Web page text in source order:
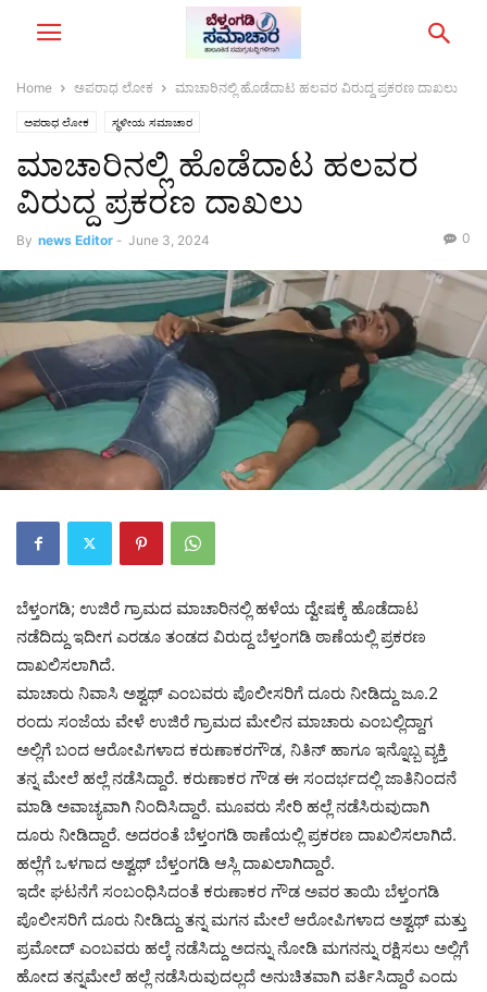
Home ಅಪರಾಧ ಲೋಕ ಮಾಚಾರಿನಲ್ಲಿ ಹೊಡೆದಾಟ ಹಲವರ ವಿರುದ್ದ ಪ್ರಕರಣ ದಾಖಲು
ಅಪರಾಧ ಲೋಕ ಸ್ಥಳೀಯ ಸಮಾಚಾರ
ಮಾಚಾರಿನಲ್ಲಿ ಹೊಡೆದಾಟ ಹಲವರ
ವಿರುದ್ದ ಪ್ರಕರಣ ದಾಖಲು
By news Editor - June 3, 2024 0
ಬೆಳ್ತಂಗಡಿ; ಉಜಿರೆ ಗ್ರಾಮದ ಮಾಚಾರಿನಲ್ಲಿ ಹಳೆಯ ದ್ವೇಷಕ್ಕೆ ಹೊಡೆದಾಟ
ನಡೆದಿದ್ದು ಇದೀಗ ಎರಡೂ ತಂಡದ ವಿರುದ್ದ ಬೆಳ್ತಂಗಡಿ ಠಾಣೆಯಲ್ಲಿ ಪ್ರಕರಣ
ದಾಖಲಿಸಲಾಗಿದೆ.
ಮಾಚಾರು ನಿವಾಸಿ ಅಶ್ವಥ್ ಎಂಬವರು ಪೊಲೀಸರಿಗೆ ದೂರು ನೀಡಿದ್ದು ಜೂ.2
ರಂದು ಸಂಜೆಯ ವೇಳೆ ಉಜಿರೆ ಗ್ರಾಮದ ಮೇಲಿನ ಮಾಚಾರು ಎಂಬಲ್ಲಿದ್ದಾಗ
ಅಲ್ಲಿಗೆ ಬಂದ ಆರೋಪಿಗಳಾದ ಕರುಣಾಕರ‌ಗೌಡ, ನಿತಿನ್ ಹಾಗೂ ಇನ್ನೊಬ್ಬ ವ್ಯಕ್ತಿ
ತನ್ನ ಮೇಲೆ ಹಲ್ಲೆ ನಡೆಸಿದ್ದಾರೆ. ಕರುಣಾಕರ ಗೌಡ ಈ ಸಂದರ್ಭದಲ್ಲಿ ಜಾತಿನಿಂದನೆ
ಮಾಡಿ ಅವಾಚ್ಯವಾಗಿ ನಿಂದಿಸಿದ್ದಾರೆ. ಮೂವರು ಸೇರಿ ಹಲ್ಲೆ ನಡೆಸಿರುವುದಾಗಿ
ದೂರು ನೀಡಿದ್ದಾರೆ. ಅದರಂತೆ ಬೆಳ್ತಂಗಡಿ ಠಾಣೆಯಲ್ಲಿ ಪ್ರಕರಣ ದಾಖಲಿಸಲಾಗಿದೆ.
ಹಲ್ಲೆಗೆ ಒಳಗಾದ ಅಶ್ವಥ್ ಬೆಳ್ತಂಗಡಿ ಆಸ್ಲಿ ದಾಖಲಾಗಿದ್ದಾರೆ.
ಇದೇ ಘಟನೆಗೆ ಸಂಬಂಧಿಸಿದಂತೆ ಕರುಣಾಕರ ಗೌಡ ಅವರ ತಾಯಿ ಬೆಳ್ತಂಗಡಿ
ಪೊಲೀಸರಿಗೆ ದೂರು ನೀಡಿದ್ದು ತನ್ನ ಮಗನ ಮೇಲೆ ಆರೋಪಿಗಳಾದ ಅಶ್ವಥ್ ಮತ್ತು
ಪ್ರಮೋದ್ ಎಂಬವರು ಹಲ್ಕೆ ನಡೆಸಿದ್ದು ಅದನ್ನು ನೋಡಿ ಮಗನನ್ನು ರಕ್ಷಿಸಲು ಅಲ್ಲಿಗೆ
ಹೋದ ತನ್ನಮೇಲೆ ಹಲ್ಲೆ ನಡೆಸಿರುವುದಲ್ಲದೆ ಅನುಚಿತವಾಗಿ ವರ್ತಿಸಿದ್ದಾರೆ ಎಂದು